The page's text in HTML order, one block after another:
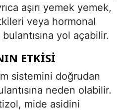
aşırı yemek yemek,
veya hormonal
yol açabilir.
ETKISI
sistemini doğrudan
neden olabilir.
mide asidini